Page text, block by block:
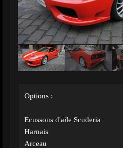
Options :
Ecussons d'aile Scuderia
Harnais
Arceau